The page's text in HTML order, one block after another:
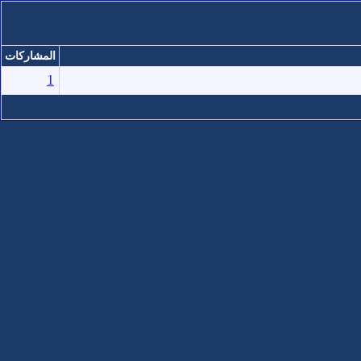
المشاركات
1